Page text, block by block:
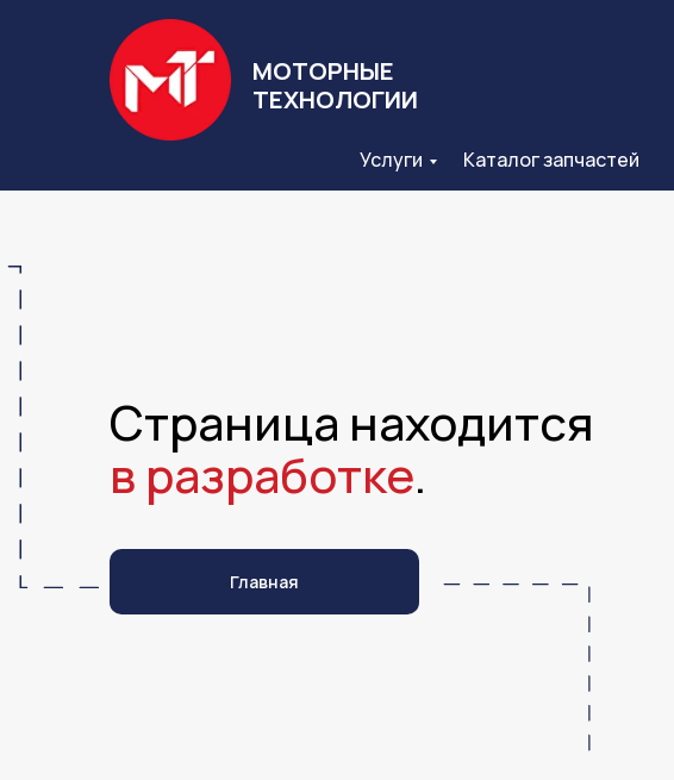
МОТОРНЫЕ
ТЕХНОЛОГИИ
Каталог запчастей
Услуги
Страница находится
в разработке.
Главная